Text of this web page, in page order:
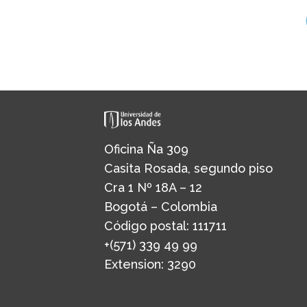
Oficina Ña 309
Casita Rosada, segundo piso
Cra 1 Nº 18A – 12
Bogotá – Colombia
Código postal: 111711
+(571) 339 49 99
Extension: 3290